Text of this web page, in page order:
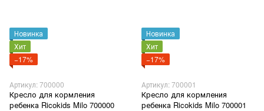
Новинка
Хит
−17%
Артикул: 700000
Кресло для кормления
ребенка Ricokids Milo 700000
Новинка
Хит
−17%
Артикул: 700001
Кресло для кормления
ребенка Ricokids Milo 700001